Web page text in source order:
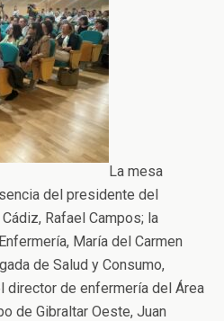
La mesa
del presidente del
Rafael Campos; la
María del Carmen
de Salud y Consumo,
director de enfermería del Área
de Gibraltar Oeste, Juan